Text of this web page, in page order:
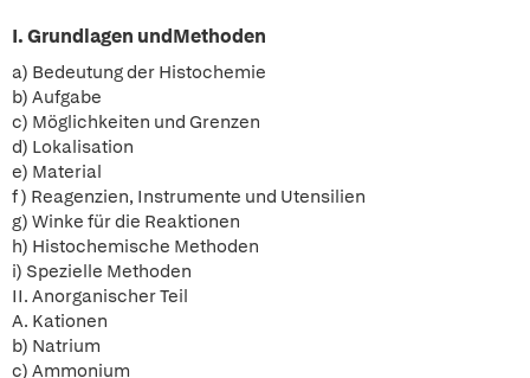
I. Grundlagen undMethoden
a) Bedeutung der Histochemie
b) Aufgabe
c) Möglichkeiten und Grenzen
d) Lokalisation
e) Material
f ) Reagenzien, Instrumente und Utensilien
g) Winke für die Reaktionen
h) Histochemische Methoden
i) Spezielle Methoden
II. Anorganischer Teil
A. Kationen
b) Natrium
c) Ammonium